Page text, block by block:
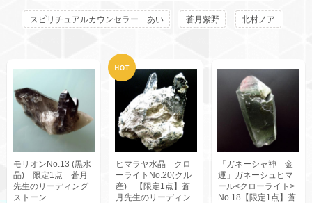
スピリチュアルカウンセラー あい 蒼月紫野 北村ノア
モリオンNo.13 (黒水
晶) 限定1点 蒼月
先生のリーディング
ストーン
ヒマラヤ水晶 クロ
ーライトNo.20(クル
産) 【限定1点】蒼
月先生のリーディン
「ガネーシャ神 金
運」ガネーシュヒマ
ール<クローライト>
No.18【限定1点】蒼